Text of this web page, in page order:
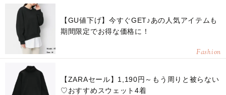
【GU値下げ】今すぐGET♪あの人気アイテムも
期間限定でお得な価格に！
Fashion
【ZARAセール】1,190円～もう周りと被らない
♡おすすめスウェット4着